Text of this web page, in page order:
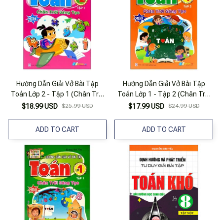
Hướng Dẫn Giải Vở Bài Tập
Toán Lớp 2 - Tập 1 (Chân Trời
Sáng Tạo)
$18.99 USD $25.99 USD
ADD TO CART
Hướng Dẫn Giải Vở Bài Tập
Toán Lớp 1 - Tập 2 (Chân Trời
Sáng Tạo)
$17.99 USD $24.99 USD
ADD TO CART